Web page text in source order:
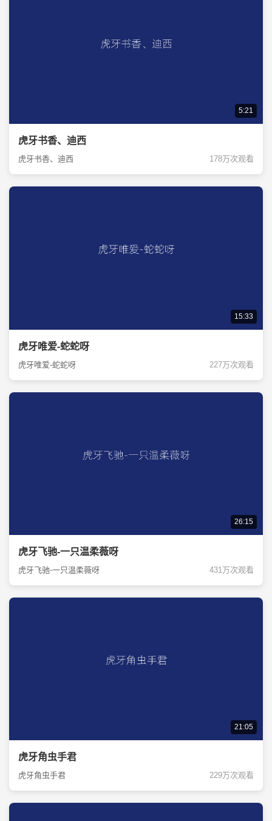
5:21
虎牙书香、迪西
虎牙书香、迪西 178万次观看
15:33
虎牙唯爱-蛇蛇呀
虎牙唯爱-蛇蛇呀 227万次观看
26:15
虎牙飞驰-一只温柔薇呀
虎牙飞驰-一只温柔薇呀 431万次观看
21:05
虎牙角虫手君
虎牙角虫手君 229万次观看